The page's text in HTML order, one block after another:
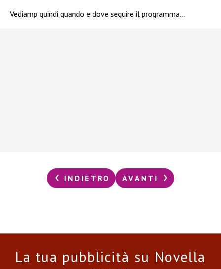
Vediamp quindi quando e dove seguire il programma…
INDIETRO AVANTI
La tua pubblicità su Novella